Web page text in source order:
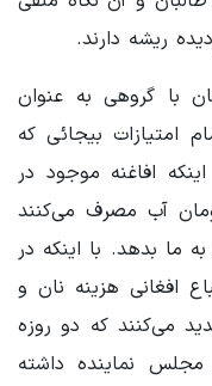
ریشه دارند.
با گروهی به عنوان
امتیازات بیجائی که
افاغنه موجود در
از ۱۰۰۰ میلیارد تومان آب مصرف می‌کنند
ما بدهد. با اینکه در
اتباع افغانی هزینه نان و
می‌کنند که دو روزه
نماینده داشته